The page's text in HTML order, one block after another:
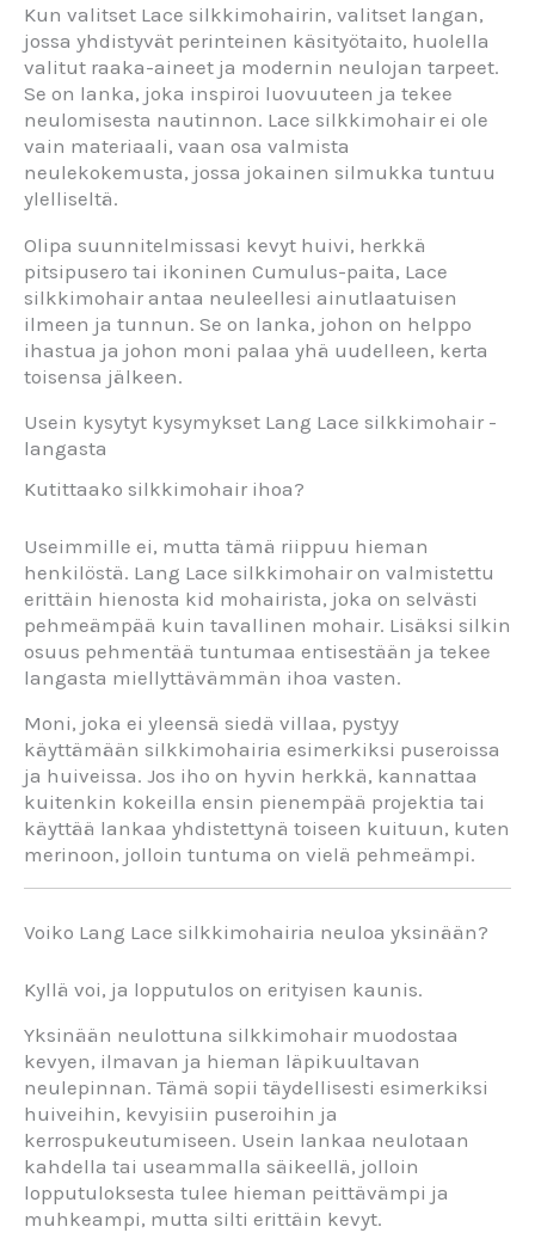
Kun valitset Lace silkkimohairin, valitset langan,
jossa yhdistyvät perinteinen käsityötaito, huolella
valitut raaka-aineet ja modernin neulojan tarpeet.
Se on lanka, joka inspiroi luovuuteen ja tekee
neulomisesta nautinnon. Lace silkkimohair ei ole
vain materiaali, vaan osa valmista
neulekokemusta, jossa jokainen silmukka tuntuu
ylelliseltä.
Olipa suunnitelmissasi kevyt huivi, herkkä
pitsipusero tai ikoninen Cumulus-paita, Lace
silkkimohair antaa neuleellesi ainutlaatuisen
ilmeen ja tunnun. Se on lanka, johon on helppo
ihastua ja johon moni palaa yhä uudelleen, kerta
toisensa jälkeen.
Usein kysytyt kysymykset Lang Lace silkkimohair -
langasta
Kutittaako silkkimohair ihoa?
Useimmille ei, mutta tämä riippuu hieman
henkilöstä. Lang Lace silkkimohair on valmistettu
erittäin hienosta kid mohairista, joka on selvästi
pehmeämpää kuin tavallinen mohair. Lisäksi silkin
osuus pehmentää tuntumaa entisestään ja tekee
langasta miellyttävämmän ihoa vasten.
Moni, joka ei yleensä siedä villaa, pystyy
käyttämään silkkimohairia esimerkiksi puseroissa
ja huiveissa. Jos iho on hyvin herkkä, kannattaa
kuitenkin kokeilla ensin pienempää projektia tai
käyttää lankaa yhdistettynä toiseen kuituun, kuten
merinoon, jolloin tuntuma on vielä pehmeämpi.
Voiko Lang Lace silkkimohairia neuloa yksinään?
Kyllä voi, ja lopputulos on erityisen kaunis.
Yksinään neulottuna silkkimohair muodostaa
kevyen, ilmavan ja hieman läpikuultavan
neulepinnan. Tämä sopii täydellisesti esimerkiksi
huiveihin, kevyisiin puseroihin ja
kerrospukeutumiseen. Usein lankaa neulotaan
kahdella tai useammalla säikeellä, jolloin
lopputuloksesta tulee hieman peittävämpi ja
muhkeampi, mutta silti erittäin kevyt.